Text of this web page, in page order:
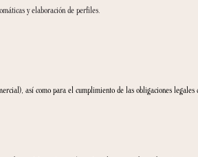
el proceso de selección de personal.
del sitio web y las labores de
los concursos, sorteos u otras actividades